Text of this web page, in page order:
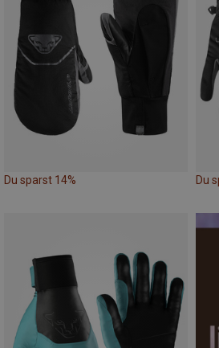
Du sparst 14% Du